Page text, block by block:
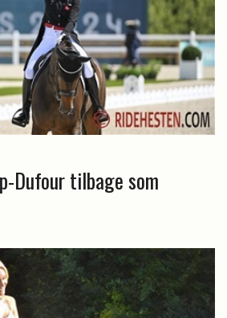
Dufour tilbage som